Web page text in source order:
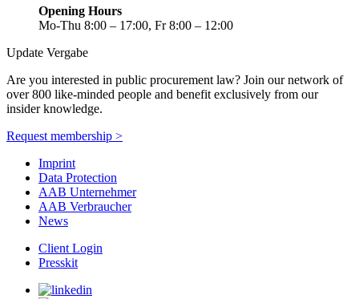
Opening Hours
Mo-Thu 8:00 – 17:00, Fr 8:00 – 12:00
Update Vergabe
Are you interested in public procurement law? Join our network of
over 800 like-minded people and benefit exclusively from our
insider knowledge.
Request membership >
Imprint
Data Protection
AAB Unternehmer
AAB Verbraucher
News
Client Login
Presskit